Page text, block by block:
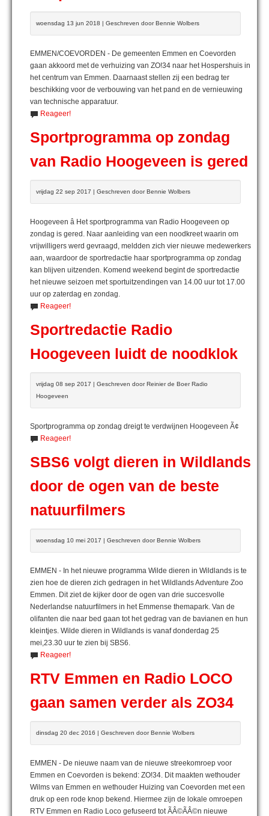
woensdag 13 jun 2018 | Geschreven door Bennie Wolbers
EMMEN/COEVORDEN - De gemeenten Emmen en Coevorden
gaan akkoord met de verhuizing van ZO!34 naar het Hospershuis in
het centrum van Emmen. Daarnaast stellen zij een bedrag ter
beschikking voor de verbouwing van het pand en de vernieuwing
van technische apparatuur.
Reageer!
Sportprogramma op zondag
van Radio Hoogeveen is gered
vrijdag 22 sep 2017 | Geschreven door Bennie Wolbers
Hoogeveen â Het sportprogramma van Radio Hoogeveen op
zondag is gered. Naar aanleiding van een noodkreet waarin om
vrijwilligers werd gevraagd, meldden zich vier nieuwe medewerkers
aan, waardoor de sportredactie haar sportprogramma op zondag
kan blijven uitzenden. Komend weekend begint de sportredactie
het nieuwe seizoen met sportuitzendingen van 14.00 uur tot 17.00
uur op zaterdag en zondag.
Reageer!
Sportredactie Radio
Hoogeveen luidt de noodklok
vrijdag 08 sep 2017 | Geschreven door Reinier de Boer Radio
Hoogeveen
Sportprogramma op zondag dreigt te verdwijnen Hoogeveen Ã¢
Reageer!
SBS6 volgt dieren in Wildlands
door de ogen van de beste
natuurfilmers
woensdag 10 mei 2017 | Geschreven door Bennie Wolbers
EMMEN - In het nieuwe programma Wilde dieren in Wildlands is te
zien hoe de dieren zich gedragen in het Wildlands Adventure Zoo
Emmen. Dit ziet de kijker door de ogen van drie succesvolle
Nederlandse natuurfilmers in het Emmense themapark. Van de
olifanten die naar bed gaan tot het gedrag van de bavianen en hun
kleintjes. Wilde dieren in Wildlands is vanaf donderdag 25
mei,23.30 uur te zien bij SBS6.
Reageer!
RTV Emmen en Radio LOCO
gaan samen verder als ZO34
dinsdag 20 dec 2016 | Geschreven door Bennie Wolbers
EMMEN - De nieuwe naam van de nieuwe streekomroep voor
Emmen en Coevorden is bekend: ZO!34. Dit maakten wethouder
Wilms van Emmen en wethouder Huizing van Coevorden met een
druk op een rode knop bekend. Hiermee zijn de lokale omroepen
RTV Emmen en Radio Loco gefuseerd tot ÃÂ©ÃÂ©n nieuwe